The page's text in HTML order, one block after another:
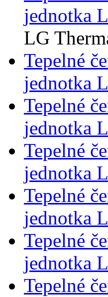
jednotka
LG
Tepelné
jednotka
Tepelné
jednotka
Tepelné
jednotka
Tepelné
jednotka
Tepelné
jednotka
Tepelné